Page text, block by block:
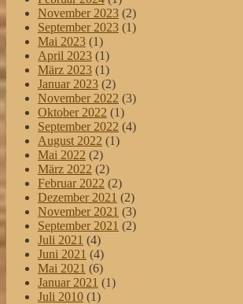
November 2023 (2)
September 2023 (1)
Mai 2023 (1)
April 2023 (1)
März 2023 (1)
Januar 2023 (2)
November 2022 (3)
Oktober 2022 (1)
September 2022 (4)
August 2022 (1)
Mai 2022 (2)
März 2022 (2)
Februar 2022 (2)
Dezember 2021 (2)
November 2021 (3)
September 2021 (2)
Juli 2021 (4)
Juni 2021 (4)
Mai 2021 (6)
Januar 2021 (1)
Juli 2010 (1)